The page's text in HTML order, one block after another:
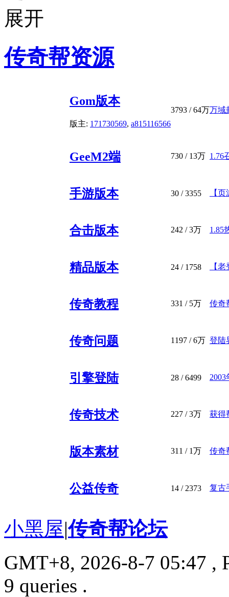
传奇帮资源
Gom版本
版主: 171730569, a815116566
3793 /64万万域
GeeM2端 730 / 13万 1.76
手游版本 30 / 3355 【
合击版本 242 /3万 1.85
精品版本 24 / 1758 【
传奇教程 331 / 5万 传奇
传奇问题 1197 /6万 登陆
引擎登陆 28 / 6499
传奇技术 227 /3万 获得
版本素材 311 / 1万 传奇
公益传奇 14 / 2373 复古
小黑屋|传奇帮论坛
GMT+8, 2026-8-7 05:47 ,
9 queries .